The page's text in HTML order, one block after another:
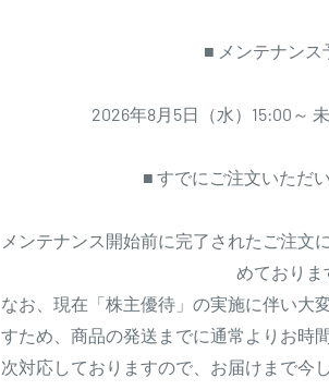
■ メンテナンス
2026年8月5日（水）15:00～
■ すでにご注文いただ
メンテナンス開始前に完了されたご注文
めておりま
なお、現在「株主優待」の実施に伴い大
すため、商品の発送までに通常よりお時
次対応しておりますので、お届けまで今